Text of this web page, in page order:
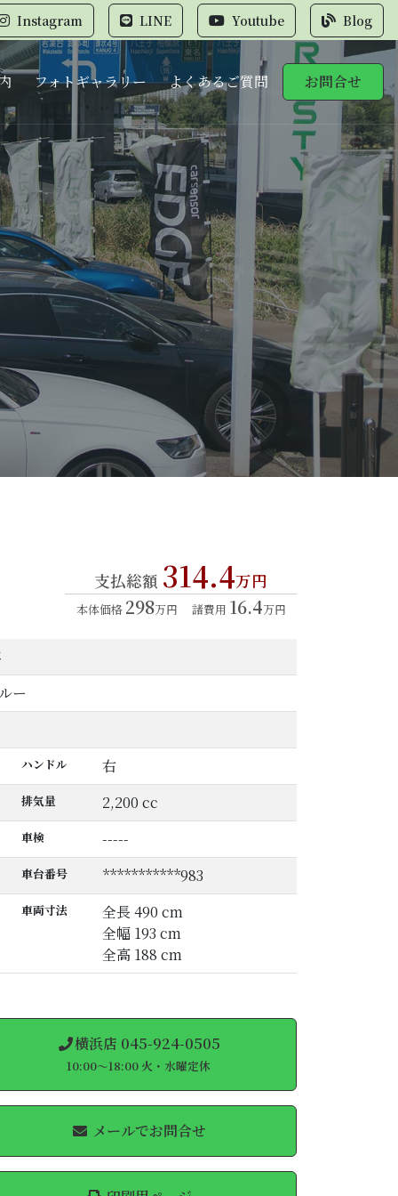
Instagram LINE Youtube Blog
フォトギャラリー よくあるご質問 お問合せ
支払総額 314.4万円
本体価格 298万円 諸費用 16.4万円
ー
ハンドル 右
排気量 2,200 cc
車検 -----
車台番号 ***********983
車両寸法
全長 490 cm
全幅 193 cm
全高 188 cm
横浜店 045-924-0505
10:00～18:00 火・水曜定休
メールでお問合せ